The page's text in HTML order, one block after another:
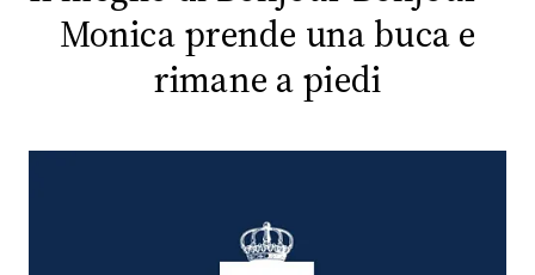
PLAYLIST
Monica prende una buca e
rimane a piedi